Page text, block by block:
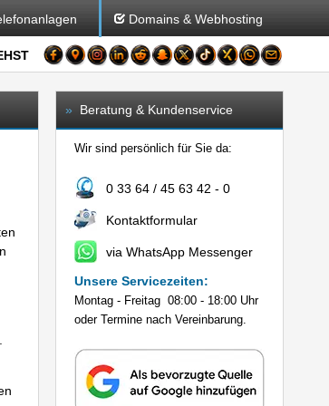
Domains & Webhosting
» Beratung & Kundenservice
Wir sind persönlich für Sie da:
0 33 64 / 45 63 42 - 0
Kontaktformular
via WhatsApp Messenger
Unsere Servicezeiten:
Montag - Freitag 08:00 - 18:00 Uhr
oder Termine nach Vereinbarung.